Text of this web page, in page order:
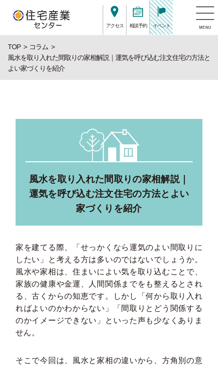
アクセス 相談予約 イベント MENU
TOP
コラム
風水を取り入れた間取りの家相解説｜運気を呼び込む注文住宅の方法と
よい家づくりを紹介
風水を取り入れた間取りの家相解説｜
運気を呼び込む注文住宅の方法とよい
家づくりを紹介
家を建てる際、「せっかくなら運気のよい間取りに
したい」と考える方は多いのではないでしょうか。
風水や家相は、住まいによい気を取り込むことで、
家族の健康や金運、人間関係までをも整えるとされ
る、古くからの知恵です。しかし「何から取り入れ
ればよいのかわからない」「間取りとどう関係する
のかイメージできない」といった声も少なくありま
せん。
そこで今回は、風水と家相の違いから、方角別の意